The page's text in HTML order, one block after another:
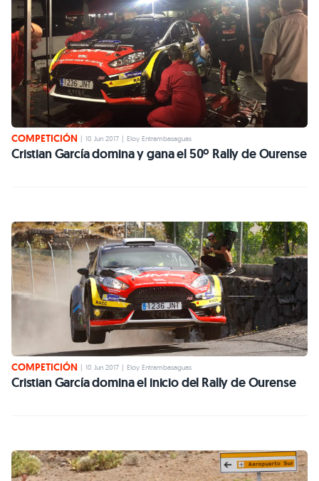
COMPETICIÓN | 10 Jun 2017 | Eloy Entrambasaguas
Cristian García domina y gana el 50º Rally de Ourense
COMPETICIÓN | 10 Jun 2017 | Eloy Entrambasaguas
Cristian García domina el inicio del Rally de Ourense